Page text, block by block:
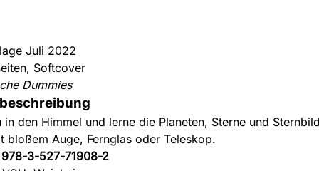
Juli 2022
Softcover
Dummies
in den Himmel und lerne die Planeten, Sterne und
bloßem Auge, Fernglas oder Teleskop.
978-3-527-71908-2